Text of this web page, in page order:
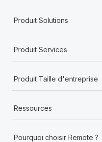
Produit Solutions
Produit Services
Produit Taille d'entreprise
Ressources
Pourquoi choisir Remote ?